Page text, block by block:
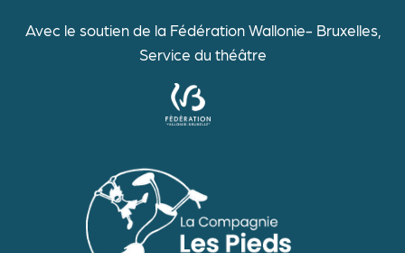
Avec le soutien de la Fédération Wallonie- Bruxelles,
Service du théâtre